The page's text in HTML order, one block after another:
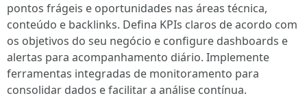
pontos frágeis e oportunidades nas áreas técnica,
conteúdo e backlinks. Defina KPIs claros de acordo com
os objetivos do seu negócio e configure dashboards e
alertas para acompanhamento diário. Implemente
ferramentas integradas de monitoramento para
consolidar dados e facilitar a análise contínua.